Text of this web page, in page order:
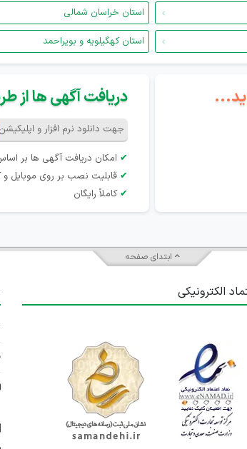
استان خراسان شمالی
استان کهگیلویه و بویراحمد
دریافت آگهی ها از
جهت دانلود نرم افزار و اپلیکیشن
✔ امکان دریافت آگهی ها بر
✔ قابلیت نصب بر روی موبایل و
✔ کاملاً رایگان
ابتدای صفحه
الکترونیکی